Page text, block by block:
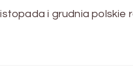
i grudnia